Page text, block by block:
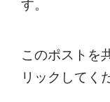
す。
このポストを
リックしてく